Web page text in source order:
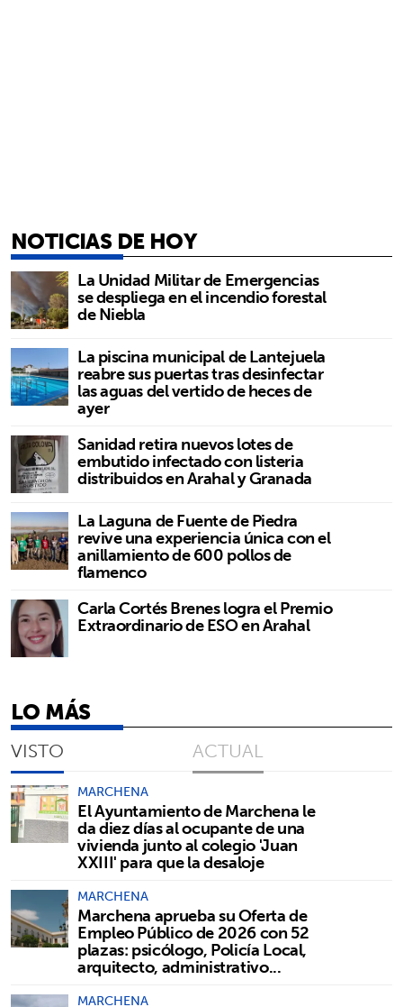
NOTICIAS DE HOY
La Unidad Militar de Emergencias
se despliega en el incendio forestal
de Niebla
La piscina municipal de Lantejuela
reabre sus puertas tras desinfectar
las aguas del vertido de heces de
ayer
Sanidad retira nuevos lotes de
embutido infectado con listeria
distribuidos en Arahal y Granada
La Laguna de Fuente de Piedra
revive una experiencia única con el
anillamiento de 600 pollos de
flamenco
Carla Cortés Brenes logra el Premio
Extraordinario de ESO en Arahal
LO MÁS
VISTO ACTUAL
MARCHENA
El Ayuntamiento de Marchena le
da diez días al ocupante de una
vivienda junto al colegio 'Juan
XXIII' para que la desaloje
MARCHENA
Marchena aprueba su Oferta de
Empleo Público de 2026 con 52
plazas: psicólogo, Policía Local,
arquitecto, administrativo...
MARCHENA